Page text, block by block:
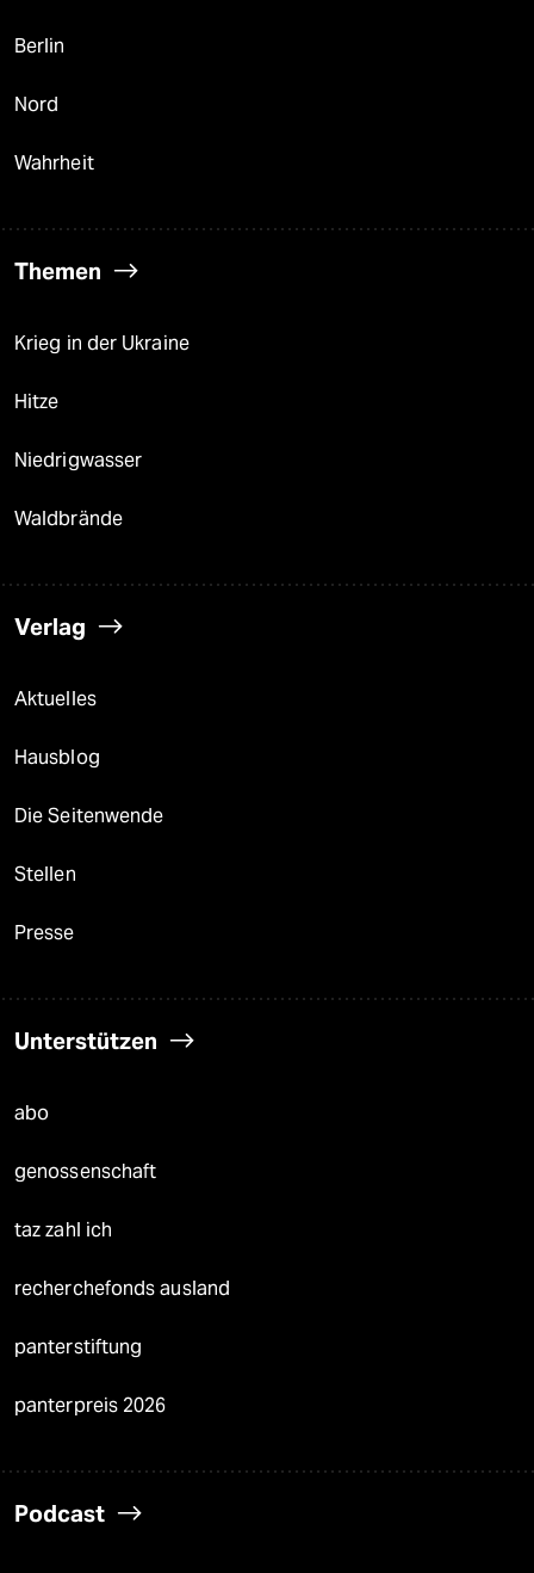
Berlin
Nord
Wahrheit
Themen
Krieg in der Ukraine
Hitze
Niedrigwasser
Waldbrände
Verlag
Aktuelles
Hausblog
Die Seitenwende
Stellen
Presse
Unterstützen
abo
genossenschaft
taz zahl ich
recherchefonds ausland
panterstiftung
panterpreis 2026
Podcast